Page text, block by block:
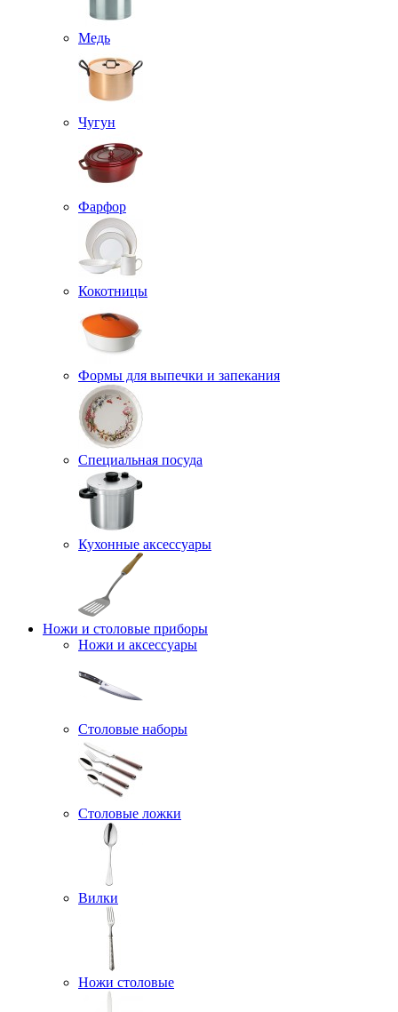
Медь
Чугун
Фарфор
Кокотницы
Формы для выпечки и запекания
Специальная посуда
Кухонные аксессуары
Ножи и столовые приборы
Ножи и аксессуары
Столовые наборы
Столовые ложки
Вилки
Ножи столовые